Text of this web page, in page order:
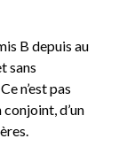
B depuis au
sans
n’est pas
conjoint, d’un